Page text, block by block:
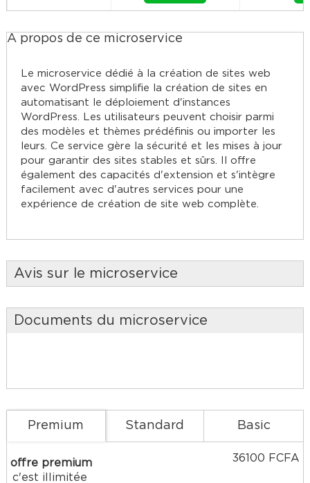
À propos de ce microservice
Le microservice dédié à la création de sites web
avec WordPress simplifie la création de sites en
automatisant le déploiement d'instances
WordPress. Les utilisateurs peuvent choisir parmi
des modèles et thèmes prédéfinis ou importer les
leurs. Ce service gère la sécurité et les mises à jour
pour garantir des sites stables et sûrs. Il offre
également des capacités d'extension et s'intègre
facilement avec d'autres services pour une
expérience de création de site web complète.
Avis sur le microservice
Documents du microservice
Premium Standard Basic
offre premium
36100 FCFA
c'est illimitée